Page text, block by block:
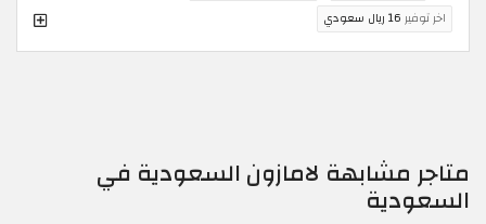
اخر توفير 16 ريال سعودي
متاجر مشابهة لامازون السعودية في
السعودية